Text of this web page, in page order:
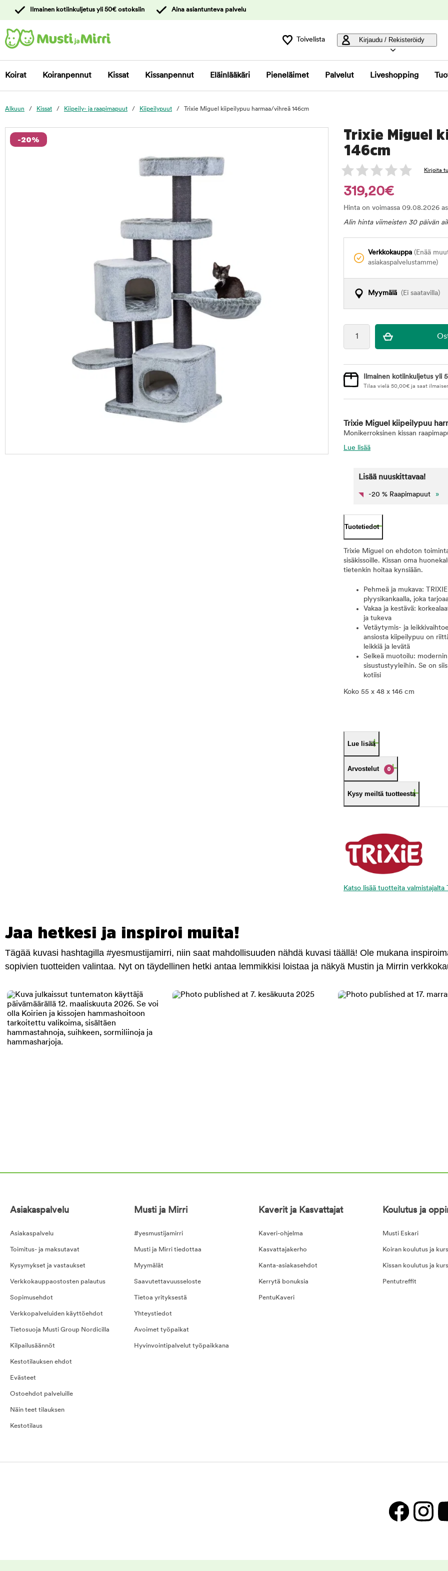
asiakaspalveluun
Ilmainen kotiinkuljetus yli 50€ ostoksiin Aina asiantunteva palvelu
Toivelista Kirjaudu / Rekisteröidy
Koirat Koiranpennut Kissat Kissanpennut Eläinlääkäri Pieneläimet Palvelut Liveshopping
Alkuun Kissat Kiipeily- ja raapimapuut Kiipeilypuut Trixie Miguel kiipeilypuu harmaa/vihreä 146cm
Trixie Miguel
146cm
Kirjoita
-20%
319,20€
Hinta on voimassa 09.08.2026
Alin hinta viimeisten 30 päivän
Verkkokauppa (Enää
asiakaspalvelustamme)
Myymälä (Ei saatavilla)
foo
Ilmainen kotiinkuljetus yli
Tilaa vielä 50,00€ ja saat
Trixie Miguel kiipeilypuu
Monikerroksinen kissan
Lue lisää
Lisää nuuskittavaa!
-20 % Raapimapuut »
Tuotetiedot
Trixie Miguel on ehdoton
sisäkissoille. Kissan oma
tietenkin hoitaa kynsiään.
Pehmeä ja mukava:
plyysikankaalla, joka
Vakaa ja kestävä:
ja tukeva
Vetäytymis- ja
ansiosta kiipeilypuu on
leikkiä ja levätä
Selkeä muotoilu:
sisustustyyleihin. Se on
kotiisi
Koko 55 x 48 x 146 cm
Lue lisää
Arvostelut 0
Kysy meiltä tuotteesta
Katso lisää tuotteita valmistajalta
Jaa hetkesi ja inspiroi muita!
Tägää kuvasi hashtagilla #yesmustijamirri, niin saat mahdollisuuden nähdä kuvasi täällä! Ole mukana
sopivien tuotteiden valintaa. Nyt on täydellinen hetki antaa lemmikkisi loistaa ja näkyä Mustin ja Mirrin
Asiakaspalvelu
Asiakaspalvelu
Toimitus- ja maksutavat
Kysymykset ja vastaukset
Verkkokauppaostosten palautus
Sopimusehdot
Verkkopalveluiden käyttöehdot
Tietosuoja Musti Group Nordicilla
Kilpailusäännöt
Kestotilauksen ehdot
Evästeet
Ostoehdot palveluille
Näin teet tilauksen
Kestotilaus
Musti ja Mirri
#yesmustijamirri
Musti ja Mirri tiedottaa
Myymälät
Saavutettavuusseloste
Tietoa yrityksestä
Yhteystiedot
Avoimet työpaikat
Hyvinvointipalvelut työpaikkana
Kaverit ja Kasvattajat
Kaveri-ohjelma
Kasvattajakerho
Kanta-asiakasehdot
Kerrytä bonuksia
PentuKaveri
Koulutus ja
Musti Eskari
Koiran koulutus ja
Kissan koulutus ja
Pentutreffit